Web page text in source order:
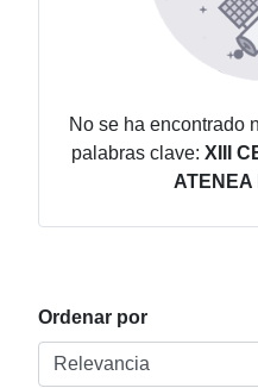
Ordenar por
No se ha encontrado
palabras clave: XIII
ATENEA